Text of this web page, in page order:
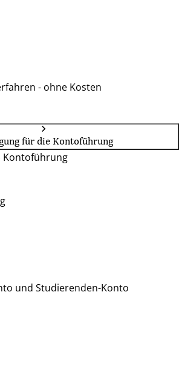
- ohne Kosten
für die Kontoführung
Kontoführung
und Studierenden-Konto